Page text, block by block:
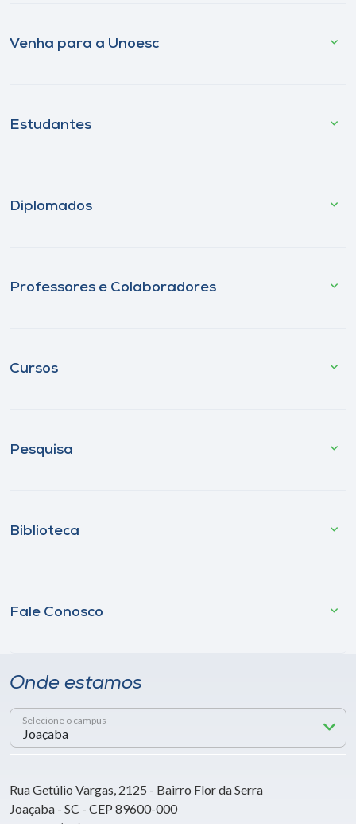
Venha para a Unoesc
Estudantes
Diplomados
Professores e Colaboradores
Cursos
Pesquisa
Biblioteca
Fale Conosco
Onde estamos
Selecione o campus
Rua Getúlio Vargas, 2125 - Bairro Flor da Serra
Joaçaba - SC - CEP 89600-000